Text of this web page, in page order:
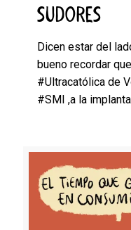
SUDORES
Dicen estar del
bueno recordar
#Ultracatólica de
#SMI ,a la